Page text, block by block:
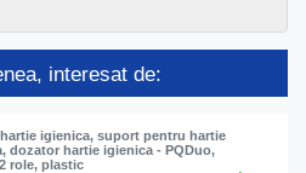
interesat de:
igienica, suport pentru hartie
dozator hartie igienica - PQDuo,
role, plastic